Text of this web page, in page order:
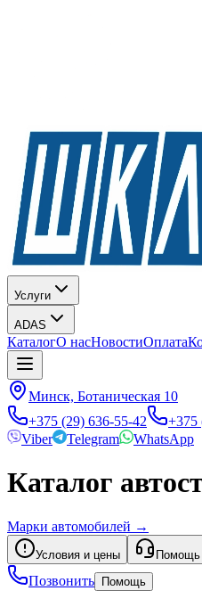
Услуги
ADAS
КаталогО насНовостиОплата
Минск, Ботаническая 10
+375 (29) 636-55-42
+375
Viber
Telegram WhatsApp
Каталог
Марки автомобилей →
Условия и цены Помощь
Позвонить Помощь